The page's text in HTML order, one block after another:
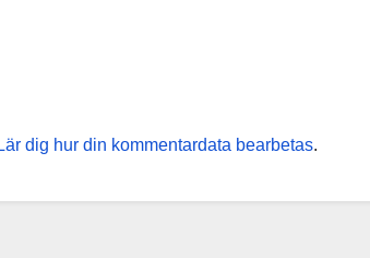
Lär dig hur din kommentardata bearbetas.